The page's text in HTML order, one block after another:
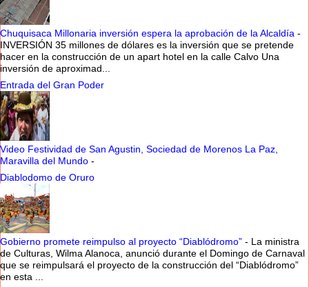
Chuquisaca Millonaria inversión espera la aprobación de la Alcaldía -
INVERSIÓN 35 millones de dólares es la inversión que se pretende
hacer en la construcción de un apart hotel en la calle Calvo Una
inversión de aproximad...
Entrada del Gran Poder
Video Festividad de San Agustin, Sociedad de Morenos La Paz,
Maravilla del Mundo -
Diablodomo de Oruro
Gobierno promete reimpulso al proyecto “Diablódromo” - La ministra
de Culturas, Wilma Alanoca, anunció durante el Domingo de Carnaval
que se reimpulsará el proyecto de la construcción del “Diablódromo”
en esta ...